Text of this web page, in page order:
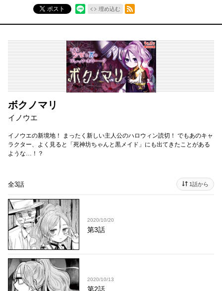
ポスト 埋め込む
RSSフィード
ボクノマリ
イノウエ
イノウエの新境地！ まったく新しい主人公のハロウィン読切！ でもあのキャ
ラクター、よく見ると「死神坊ちゃんと黒メイド」にも出てきたことがある
ような…！？
全3話 1話から
2020/10/20
第3話
2020/10/13
第2話